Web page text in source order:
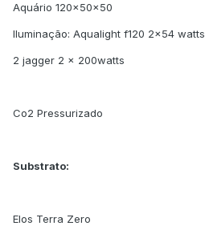
Aquário 120x50x50
Iluminação: Aqualight f120 2x54 watts
2 jagger 2 x 200watts
Co2 Pressurizado
Substrato:
Elos Terra Zero